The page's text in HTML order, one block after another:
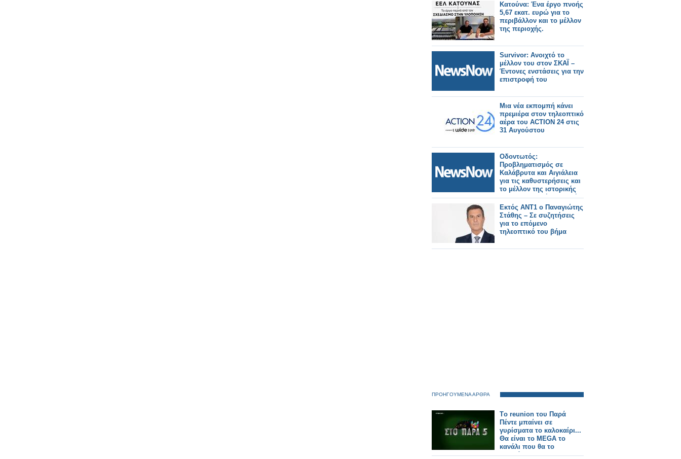
Κατούνα: Ένα έργο πνοής
5,67 εκατ. ευρώ για το
περιβάλλον και το μέλλον
της περιοχής.
Survivor: Ανοιχτό το
μέλλον του στον ΣΚΑΪ –
Έντονες ενστάσεις για την
επιστροφή του
Μια νέα εκπομπή κάνει
πρεμιέρα στον τηλεοπτικό
αέρα του ACTION 24 στις
31 Αυγούστου
Οδοντωτός:
Προβληματισμός σε
Καλάβρυτα και Αιγιάλεια
για τις καθυστερήσεις και
το μέλλον της ιστορικής
σιδηροδρομικής γραμμής.
Εκτός ΑΝΤ1 ο Παναγιώτης
Στάθης – Σε συζητήσεις
για το επόμενο
τηλεοπτικό του βήμα
ΠΡΟΗΓΟΥΜΕΝΑ ΑΡΘΡΑ
Tο reunion του Παρά
Πέντε μπαίνει σε
γυρίσματα το καλοκαίρι...
Θα είναι το MEGA το
κανάλι που θα το
προβάλει;